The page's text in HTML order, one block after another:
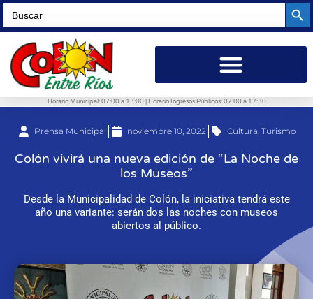
Search
for:
Horario Municipal: 07:00 a 13:00 | Horario Ingresos Públicos: 07:00 a 17:30
Prensa Municipal noviembre 10, 2022 Cultura Turismo
Colón vivirá una nueva edición de “La Noche de
los Museos”
Desde la Municipalidad de Colón, la iniciativa tendrá este
año una variante: serán dos las noches con museos
abiertos al público.